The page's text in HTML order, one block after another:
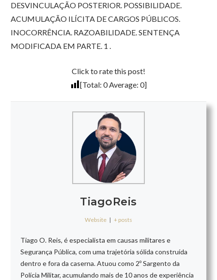
DESVINCULAÇÃO POSTERIOR. POSSIBILIDADE.
ACUMULAÇÃO ILÍCITA DE CARGOS PÚBLICOS.
INOCORRÊNCIA. RAZOABILIDADE. SENTENÇA
MODIFICADA EM PARTE. 1 .
Click to rate this post!
[Total: 0Average: 0]
TiagoReis
Website | + posts
Tiago O. Reis, é especialista em causas militares e
Segurança Pública, com uma trajetória sólida construída
dentro e fora da caserna. Atuou como 2º Sargento da
Polícia Militar, acumulando mais de 10 anos de experiência